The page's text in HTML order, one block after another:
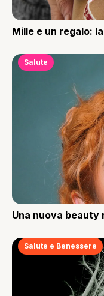
Mille e un regalo:
Salute
Una nuova beauty
Salute e Benessere